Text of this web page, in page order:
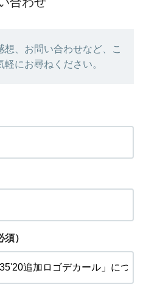
、お問い合わせなど、こ
にお尋ねください。
須）